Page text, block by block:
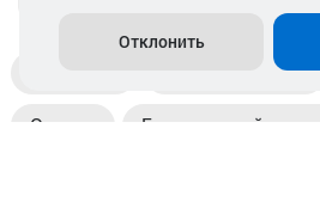
Пункты выдачи
Оплата Безналичный расчет
Отклонить